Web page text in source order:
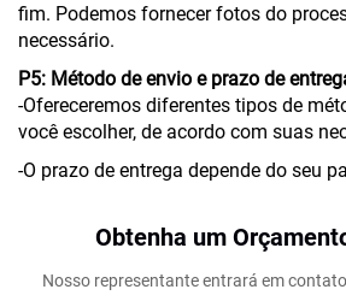
fim. Podemos fornecer fotos do
necessário.
P5: Método de envio e prazo de
-Ofereceremos diferentes tipos de
você escolher, de acordo com suas
-O prazo de entrega depende do seu
Obtenha um
Nosso representante entrará em